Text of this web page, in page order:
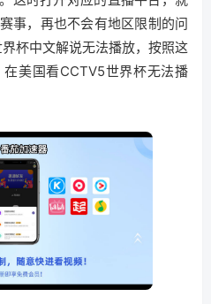
事，再也不会有地区限制的问
杯中文解说无法播放，按照这
美国看CCTV5世界杯无法播